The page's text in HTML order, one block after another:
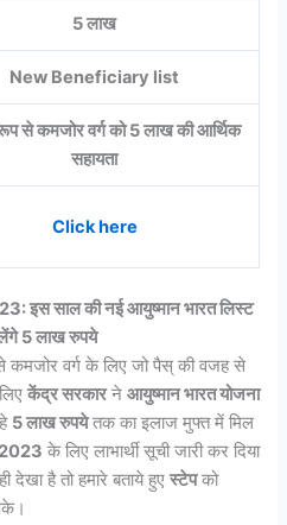
5 लाख
New Beneficiary list
से कमजोर वर्ग को 5 लाख की आर्थिक
सहायता
Click here
साल की नई आयुष्मान भारत लिस्ट
5 लाख रुपये
वर्ग के लिए जो पैस् की वजह से
केंद्र सरकारनेआयुष्मान भारत योजना
5 लाख रुपयेतक का इलाज मुफ्त में मिल
2023 के लिए लाभार्थी सूची जारी कर दिया
है तो हमारे बताये हुएस्टेपको